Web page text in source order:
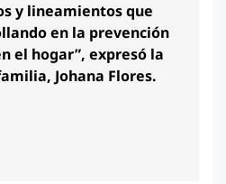
y lineamientos que
en la prevención
el hogar”, expresó la
Johana Flores.